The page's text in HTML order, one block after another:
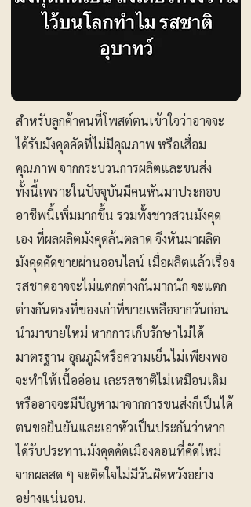
สำหรับลูกค้าคนที่โพสต์ตนเข้าใจว่าอาจจะ
ได้รับมังคุดคัดที่ไม่มีคุณภาพ หรือเสื่อม
คุณภาพ จากกระบวนการผลิตและขนส่ง
ทั้งนี้เพราะในปัจจุบันมีคนหันมาประกอบ
อาชีพนี้เพิ่มมากขึ้น รวมทั้งชาวสวนมังคุด
เอง ที่ผลผลิตมังคุดล้นตลาด จึงหันมาผลิต
มังคุดคัดขายผ่านออนไลน์ เมื่อผลิตแล้วเรื่อง
รสชาดอาจจะไม่แตกต่างกันมากนัก จะแตก
ต่างกันตรงที่ของเก่าที่ขายเหลือจากวันก่อน
นำมาขายใหม่ หากการเก็บรักษาไม่ได้
มาตรฐาน อุณภูมิหรือความเย็นไม่เพียงพอ
จะทำให้เนื้ออ่อน เละรสชาติไม่เหมือนเดิม
หรืออาจจะมีปัญหามาจากการขนส่งก็เป็นได้
ตนขอยืนยันและเอาหัวเป็นประกันว่าหาก
ได้รับประทานมังคุดคัดเมืองคอนที่คัดใหม่
จากผลสด ๆ จะติดใจไม่มีวันผิดหวังอย่าง
อย่างแน่นอน.